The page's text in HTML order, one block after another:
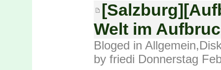
Welt im
Bloged in Allgemein,
by friedi Donnerstag